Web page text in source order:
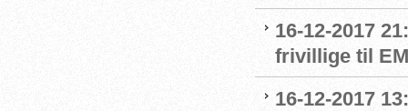
16-12-2017
frivillige til
16-12-2017